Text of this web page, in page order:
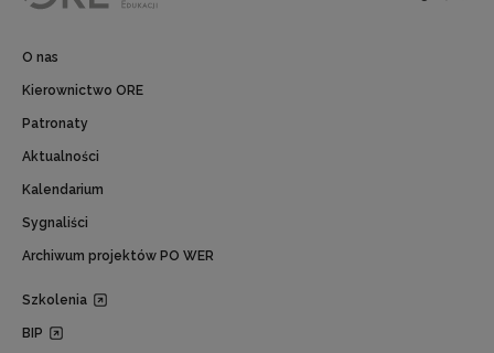
O nas
Kierownictwo ORE
Patronaty
Aktualności
Kalendarium
Sygnaliści
Archiwum projektów PO WER
Szkolenia
BIP